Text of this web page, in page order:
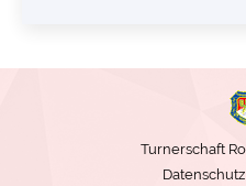
Turnerschaft
Datenschutz